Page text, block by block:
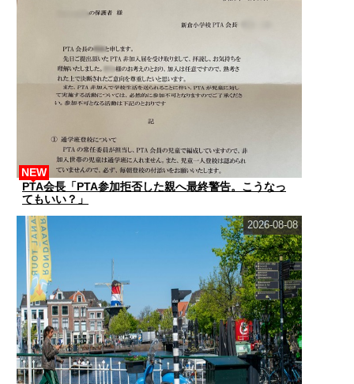
PTA会長「PTA参加拒否した親へ最終警告。こうなっ
てもいい？」
NEW
2026-08-08